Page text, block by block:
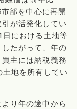
部を中心に再開
が活発化してい
日における土地等
たがって、年の
主には納税義務
地を所有してい
り年の途中から